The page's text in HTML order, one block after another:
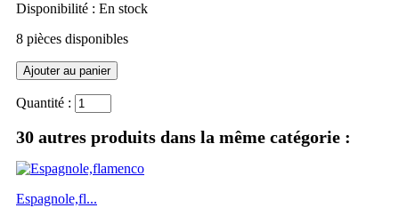
Disponibilité : En stock
8 pièces disponibles
Quantité :
30 autres produits dans la même catégorie :
Espagnole,fl...